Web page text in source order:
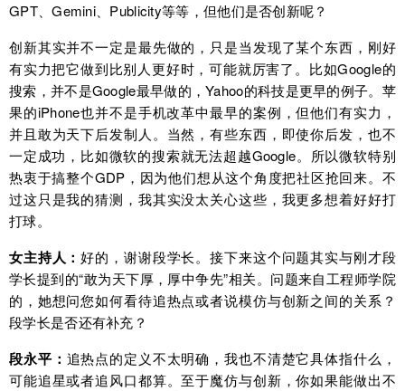
GPT、Gemini、Publicity等等，但他们是否创新呢？
创新其实并不一定是最先做的，只是当发现了某个东西，刚好
有实力把它做到比别人更好时，可能就厉害了。比如Google的
搜索，并不是Google最早做的，Yahoo的科技是更早的例子。苹
果的iPhone也并不是手机改革中最早的案例，但他们有实力，
并且敢为天下后发制人。当然，有些东西，即使你后发，也不
一定成功，比如微软的搜索就无法超越Google。所以微软特别
热衷于搞整个GDP，因为他们想从这个角度把社区抢回来。不
过这只是我的猜测，我其实没太关心这些，我更多想着好好打
打球。
女主持人：好的，谢谢段学长。接下来这个问题其实与刚才段
学长提到的“敢为天下厚，厚中争先”相关。问题来自工程师学院
的，她想问您如何看待追热点或者说模仿与创新之间的关系？
段学长是否还有补充？
段永平： 追热点的定义不太明确，我也不清楚它具体指什么，
可能追星或者追风口都算。至于魔仿与创新，你如果能做出不